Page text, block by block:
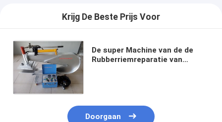
Krijg De Beste Prijs Voor
De super Machine van de de
Rubberriemreparatie van
Doorgaan